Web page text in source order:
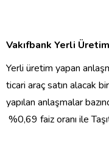
Vakıfbank Yerli
Yerli üretim yapan
ticari araç satın alacak
yapılan anlaşmalar
%0,69 faiz oranı ile